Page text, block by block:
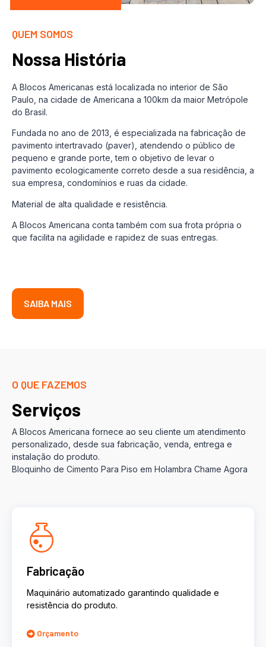
QUEM SOMOS
Nossa História
A Blocos Americanas está localizada no interior de São
Paulo, na cidade de Americana a 100km da maior Metrópole
do Brasil.
Fundada no ano de 2013, é especializada na fabricação de
pavimento intertravado (paver), atendendo o público de
pequeno e grande porte, tem o objetivo de levar o
pavimento ecologicamente correto desde a sua residência, a
sua empresa, condomínios e ruas da cidade.
Material de alta qualidade e resistência.
A Blocos Americana conta também com sua frota própria o
que facilita na agilidade e rapidez de suas entregas.
SAIBA MAIS
O QUE FAZEMOS
Serviços
A Blocos Americana fornece ao seu cliente um atendimento
personalizado, desde sua fabricação, venda, entrega e
instalação do produto.
Bloquinho de Cimento Para Piso em Holambra Chame Agora
Fabricação
Maquinário automatizado garantindo qualidade e
resistência do produto.
Orçamento